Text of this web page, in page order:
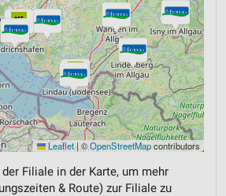
Leaflet |©OpenStreetMapcontributors
Filiale in der Karte, um mehr
& Route) zur Filiale zu